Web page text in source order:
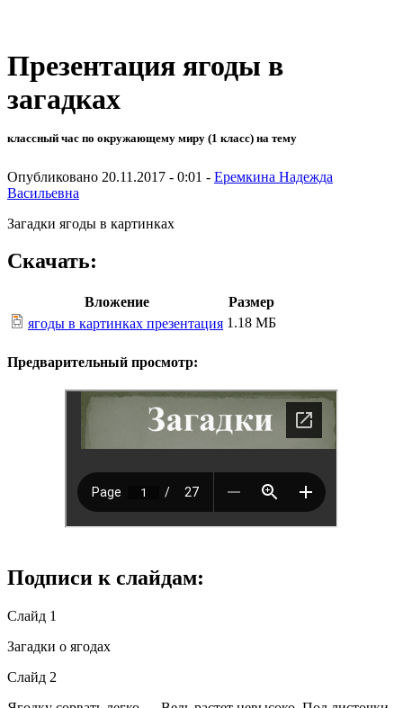
Презентация ягоды в
загадках
классный час по окружающему миру (1 класс) на тему
Опубликовано 20.11.2017 - 0:01 - Еремкина Надежда
Васильевна
Загадки ягоды в картинках
Скачать:
Вложение
Размер
ягоды в картинках презентация 1.18 МБ
Предварительный просмотр:
Подписи к слайдам:
Слайд 1
Загадки о ягодах
Слайд 2